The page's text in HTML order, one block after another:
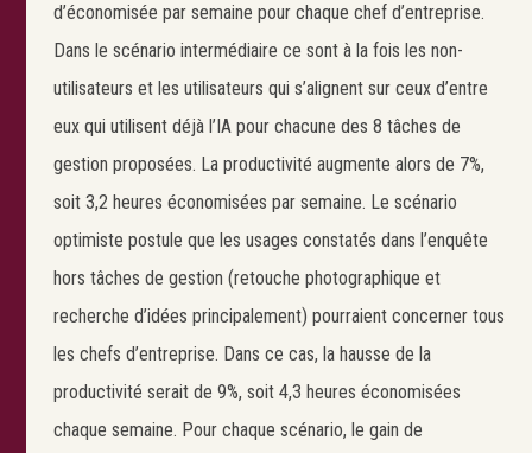
d’économisée par semaine pour chaque chef d’entreprise.
Dans le scénario intermédiaire ce sont à la fois les non-
utilisateurs et les utilisateurs qui s’alignent sur ceux d’entre
eux qui utilisent déjà l’IA pour chacune des 8 tâches de
gestion proposées. La productivité augmente alors de 7%,
soit 3,2 heures économisées par semaine. Le scénario
optimiste postule que les usages constatés dans l’enquête
hors tâches de gestion (retouche photographique et
recherche d’idées principalement) pourraient concerner tous
les chefs d’entreprise. Dans ce cas, la hausse de la
productivité serait de 9%, soit 4,3 heures économisées
chaque semaine. Pour chaque scénario, le gain de